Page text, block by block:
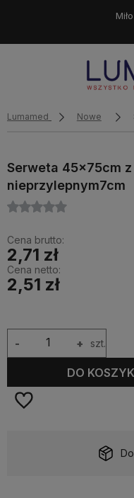
Lumamed Nowe
Serweta 45x75cm
nieprzylepnym7cm
Cena brutto:
2,71 zł
Cena netto:
2,51 zł
+
- szt.
DO